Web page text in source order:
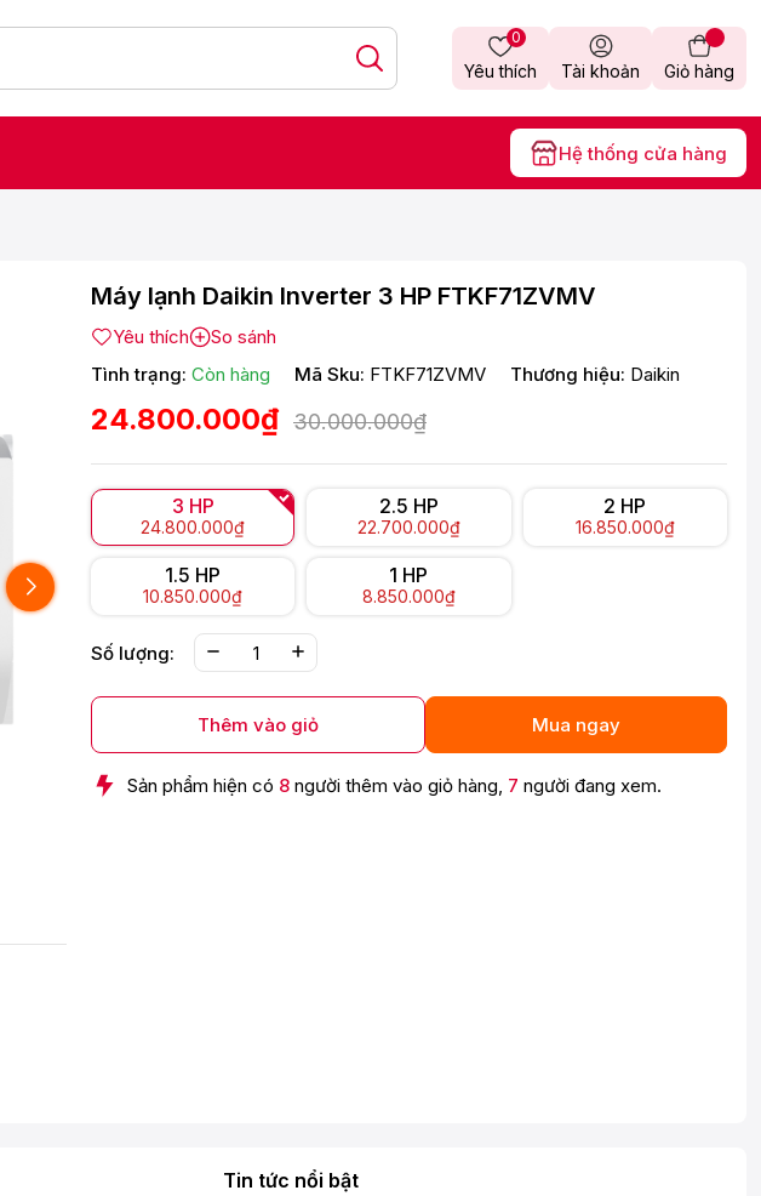
Yêu thích
0
Tài khoản Giỏ hàng
Hệ thống cửa hàng
Máy lạnh Daikin Inverter 3 HP FTKF71ZVMV
Yêu thích
So sánh
Tình trạng: Còn hàng Mã Sku: FTKF71ZVMV Thương hiệu: Daikin
24.800.000₫ 30.000.000₫
3 HP
24.800.000₫
2.5 HP
22.700.000₫
2 HP
16.850.000₫
1.5 HP
10.850.000₫
1 HP
8.850.000₫
Số lượng:
Thêm vào giỏ Mua ngay
Sản phẩm hiện có 8 người thêm vào giỏ hàng, 7 người đang xem.
Tin tức nổi bật